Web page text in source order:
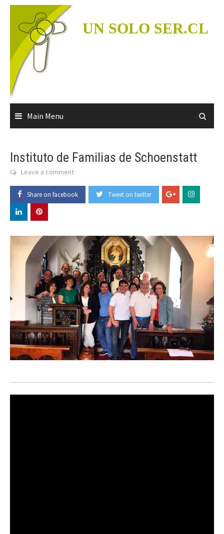
Skip
content
UN SOLO SER.CL
Main Menu
Instituto de Familias de Schoenstatt
Leave a comment
Share on facebook Tweet on twitter